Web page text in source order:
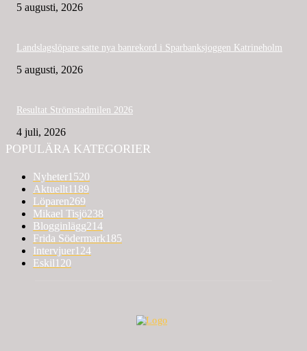
5 augusti, 2026
Landslagslöpare satte nya banrekord i Sparbanksjoggen Katrineholm
5 augusti, 2026
Resultat Strömstadmilen 2026
4 juli, 2026
POPULÄRA KATEGORIER
Nyheter1520
Aktuellt1189
Löparen269
Mikael Tisjö238
Blogginlägg214
Frida Södermark185
Intervjuer124
Eskil120